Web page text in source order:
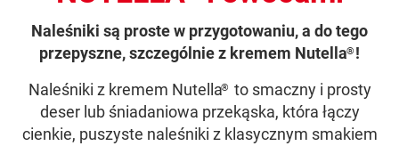
Naleśniki są proste w przygotowaniu, a do tego
przepyszne, szczególnie z kremem Nutella® !
Naleśniki z kremem Nutella® to smaczny i prosty
deser lub śniadaniowa przekąska, która łączy
cienkie, puszyste naleśniki z klasycznym smakiem